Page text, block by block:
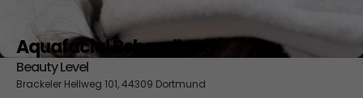
Aquafacial Behandlung
Beauty Level
Brackeler Hellweg 101, 44309 Dortmund